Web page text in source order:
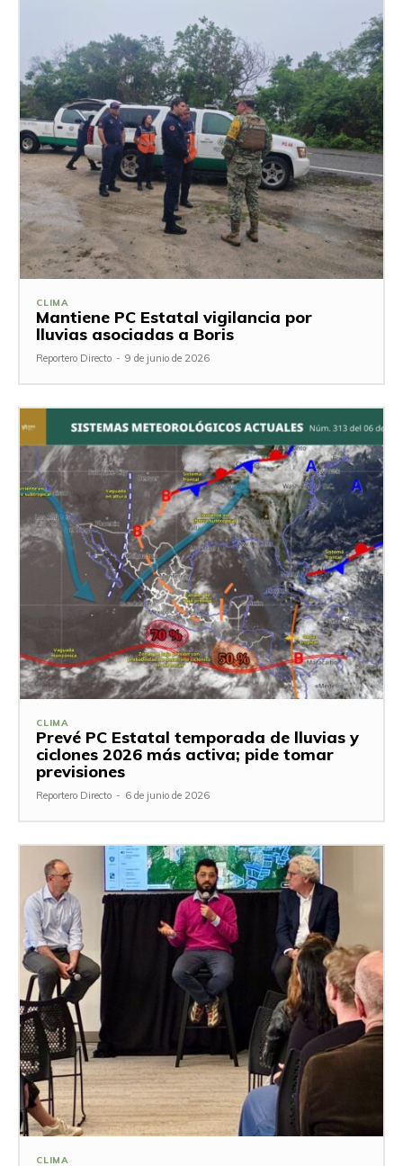
CLIMA
Mantiene PC Estatal vigilancia por
lluvias asociadas a Boris
Reportero Directo - 9 de junio de 2026
CLIMA
Prevé PC Estatal temporada de lluvias y
ciclones 2026 más activa; pide tomar
previsiones
Reportero Directo - 6 de junio de 2026
CLIMA